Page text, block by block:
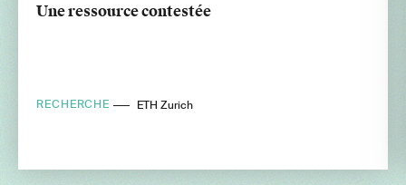
Une ressource contestée
RECHERCHE ETH Zurich